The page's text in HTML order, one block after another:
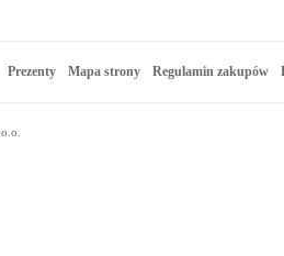
Prezenty Mapa strony Regulamin zakupów